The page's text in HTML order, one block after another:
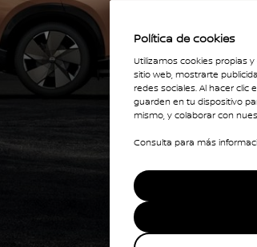
Política de cookies
Utilizamos cookies propias
sitio web, mostrarte
redes sociales. Al hacer clic
guarden en tu dispositivo
mismo, y colaborar con
Consulta para más